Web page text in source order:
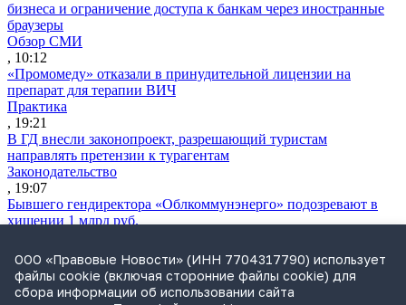
бизнеса и ограничение доступа к банкам через иностранные
браузеры
Обзор СМИ
, 10:12
«Промомеду» отказали в принудительной лицензии на
препарат для терапии ВИЧ
Практика
, 19:21
В ГД внесли законопроект, разрешающий туристам
направлять претензии к турагентам
Законодательство
, 19:07
Бывшего гендиректора «Облкоммунэнерго» подозревают в
хищении 1 млрд руб.
, 17:59
ФАС возбудила дело против Apple
Практика
, 17:43
ООО «Правовые Новости» (ИНН 7704317790) использует
файлы cookie (включая сторонние файлы cookie) для
сбора информации об использовании сайта